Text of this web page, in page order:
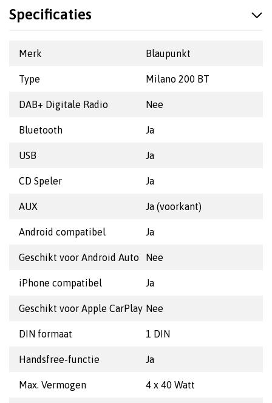
Specificaties
Merk Blaupunkt
Type Milano 200 BT
DAB+ Digitale Radio Nee
Bluetooth Ja
USB Ja
CD Speler Ja
AUX Ja (voorkant)
Android compatibel Ja
Geschikt voor Android Auto Nee
iPhone compatibel Ja
Geschikt voor Apple CarPlay Nee
DIN formaat 1 DIN
Handsfree-functie Ja
Max. Vermogen 4 x 40 Watt